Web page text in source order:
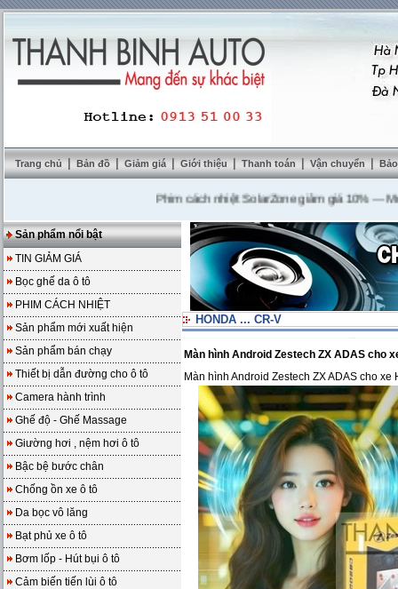
Trang chủ | Bản đồ | Giảm giá | Giới thiệu | Thanh toán | Vận chuyển |
Phim cách nhiệt SolarZone giảm giá 10%---Mua
Sản phẩm nổi bật
TIN GIẢM GIÁ
Bọc ghế da ô tô
PHIM CÁCH NHIỆT
Sản phẩm mới xuất hiện
Sản phẩm bán chạy
Thiết bị dẫn đường cho ô tô
Camera hành trình
Ghế độ - Ghế Massage
Giường hơi , nệm hơi ô tô
Bậc bệ bước chân
Chống ồn xe ô tô
Da bọc vô lăng
Bạt phủ xe ô tô
Bơm lốp - Hút bụi ô tô
Cảm biến tiến lùi ô tô
HONDA ... CR-V
Màn hình Android Zestech ZX ADAS cho
Màn hình Android Zestech ZX ADAS cho xe